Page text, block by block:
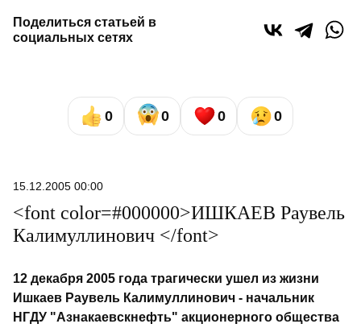
Поделиться статьей в
социальных сетях
0 0 0 0
15.12.2005 00:00
<font color=#000000>ИШКАЕВ Раувель
Калимуллинович </font>
12 декабря 2005 года трагически ушел из жизни
Ишкаев Раувель Калимуллинович - начальник
НГДУ "Азнакаевскнефть" акционерного общества